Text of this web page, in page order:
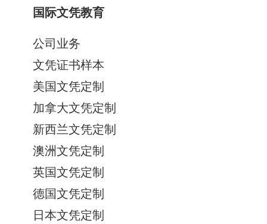
国际文凭教育
公司业务
文凭证书样本
美国文凭定制
加拿大文凭定制
新西兰文凭定制
澳洲文凭定制
英国文凭定制
德国文凭定制
日本文凭定制